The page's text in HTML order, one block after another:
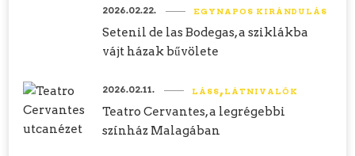
EGYNAPOS KIRÁNDULÁS
Setenil de las Bodegas, a sziklákba
vájt házak bűvölete
2026.02.22.
LÁSS LÁTNIVALÓK
Teatro Cervantes, a legrégebbi
színház Malagában
2026.02.11.